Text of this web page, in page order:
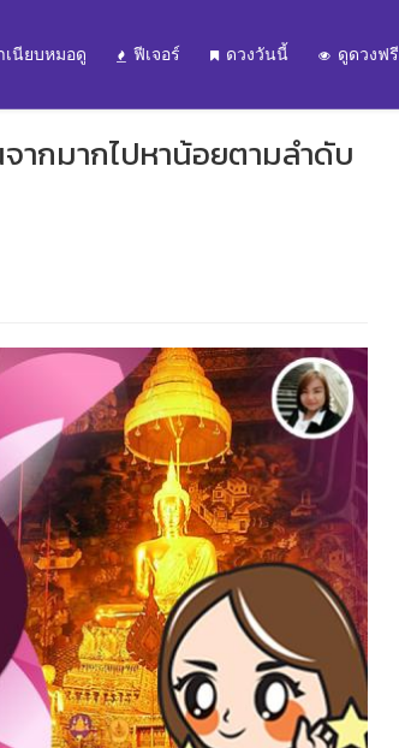
เนียบหมอดู ฟีเจอร์ ดวงวันนี้ ดูดวงฟรี
ากมากไปหาน้อยตามลำดับ